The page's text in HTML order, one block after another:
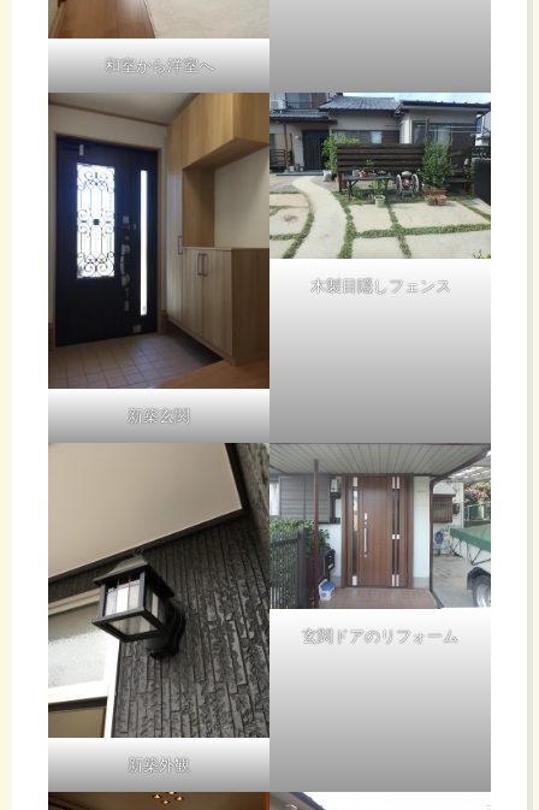
和室から洋室へ
新築玄関
木製目隠しフェンス
新築外観
玄関ドアのリフォーム